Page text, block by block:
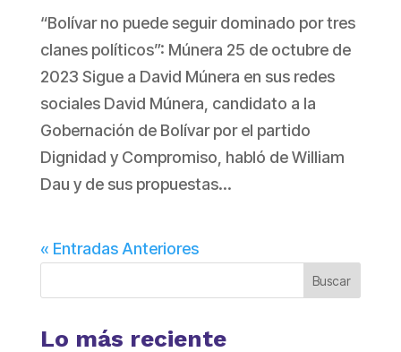
“Bolívar no puede seguir dominado por tres
clanes políticos”: Múnera 25 de octubre de
2023 Sigue a David Múnera en sus redes
sociales David Múnera, candidato a la
Gobernación de Bolívar por el partido
Dignidad y Compromiso, habló de William
Dau y de sus propuestas...
« Entradas Anteriores
Buscar
Lo más reciente